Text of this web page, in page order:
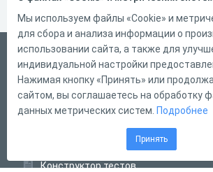
Русский
Справка
Форма обратной связи
Конструктор тестов
Мы используем файлы «Cookie» и
для сбора и анализа информации о
использовании сайта, а также для
индивидуальной настройки
Нажимая кнопку «Принять» или
сайтом, вы соглашаетесь на обработку
данных метрических систем. Подробнее
Принять